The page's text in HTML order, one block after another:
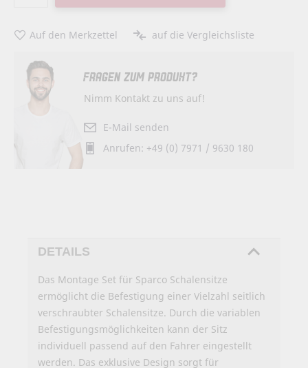
Auf den Merkzettel auf die Vergleichsliste
FRAGEN ZUM PRODUKT?
Nimm Kontakt zu uns auf!
E-Mail senden
Anrufen: +49 (0) 7971 / 9630 180
DETAILS
Das Montage Set für Sparco Schalensitze
ermöglicht die Befestigung einer Vielzahl seitlich
verschraubter Schalensitze. Durch die variablen
Befestigungsmöglichkeiten kann der Sitz
individuell passend auf den Fahrer eingestellt
werden. Das exklusive Design sorgt für